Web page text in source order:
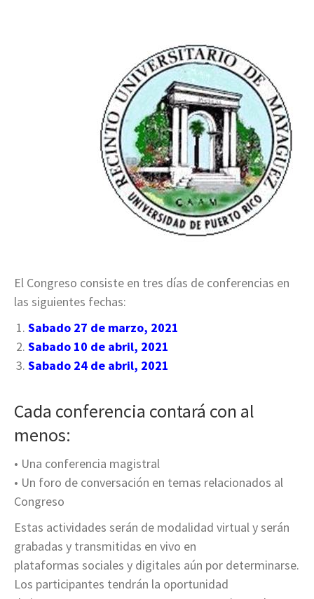
El Congreso consiste en tres días de conferencias en
las siguientes fechas:
Sabado 27 de marzo, 2021
Sabado 10 de abril, 2021
Sabado 24 de abril, 2021
Cada conferencia contará con al
menos:
• Una conferencia magistral
• Un foro de conversación en temas relacionados al
Congreso
Estas actividades serán de modalidad virtual y serán
grabadas y transmitidas en vivo en
plataformas sociales y digitales aún por determinarse.
Los participantes tendrán la oportunidad